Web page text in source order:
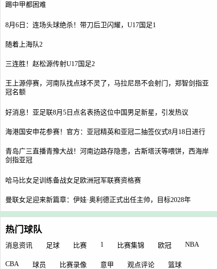
踢中甲都困难
8月6日：连场头球绝杀！带刀后卫闪耀，U17国足1
随着上海队2
三连胜！赵松源传射U17国足2
王上源停赛，河南队找点球不灵了，马拉尼昂不会射门，郑智剑指亚
冠名额
好消息！亚足联8月5日点名表扬这位中国男足新星，引发热议
海港国安申花参赛！官方：亚冠精英和亚冠二抽签仪式8月18日进行
青岛广三直播青豫大战！河南边路存隐患，古斯塔沃等喂饼，西海岸
剑指亚冠
哈马比女足训练备战女足欧洲冠军联赛资格赛
曼联女足迎来新篇章：伊娃·奥利德正式出任主帅，目标2028年
热门球队
消息资讯 足球 比赛 1 比赛集锦 欧冠 NBA
CBA 球员 比赛录像 意甲 观点评论 篮球